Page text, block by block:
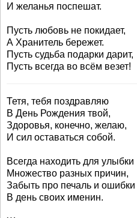
И желанья поспешат.
Пусть любовь не покидает,
А Хранитель бережет.
Пусть судьба подарки дарит,
Пусть всегда во всём везет!
Тетя, тебя поздравляю
В День Рождения твой,
Здоровья, конечно, желаю,
И сил оставаться собой.
Всегда находить для улыбки
Множество разных причин,
Забыть про печаль и ошибки
В день своих именин.